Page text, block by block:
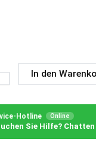
In den
Hotline Online
Sie Hilfe?